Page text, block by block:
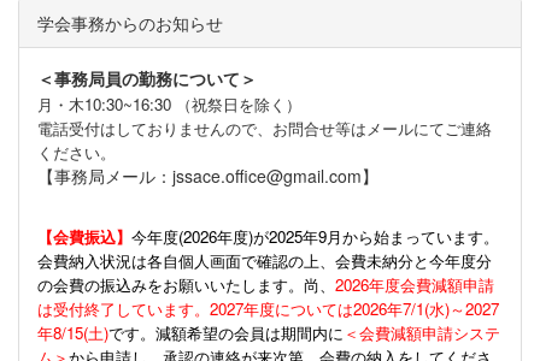
学会事務からのお知らせ
＜事務局員の勤務について＞
月・木10:30~16:30 （祝祭日を除く）
電話受付はしておりませんので、お問合せ等はメールにてご連絡
ください。
【事務局メール：jssace.office@gmail.com】
【会費振込】 今年度(2026年度)が2025年9月から始まっています。
会費納入状況は各自個人画面で確認の上、会費未納分と今年度分
の会費の振込みをお願いいたします。尚、 2026年度会費減額申請
は受付終了しています。2027年度については2026年7/1(水)～2027
年8/15(土)です。減額希望の会員は期間内に ＜会費減額申請システ